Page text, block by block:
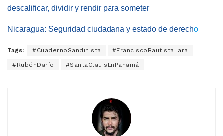
descalificar, dividir y rendir para someter
Nicaragua: Seguridad ciudadana y estado de derecho
Tags: #CuadernoSandinista #FranciscoBautistaLara
#RubénDarío #SantaClauisEnPanamá